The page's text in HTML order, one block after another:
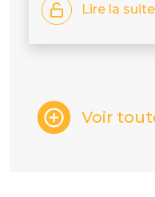
Lire la suite
Voir